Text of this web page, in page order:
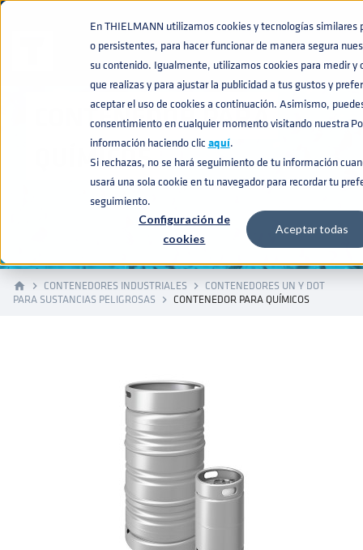
En THIELMANN utilizamos cookies y tecnologías similares
o persistentes, para hacer funcionar de manera segura
su contenido. Igualmente, utilizamos cookies para medir y
que realizas y para ajustar la publicidad a tus gustos y
aceptar el uso de cookies a continuación. Asimismo,
consentimiento en cualquier momento visitando nuestra
información haciendo clic aquí.
Si rechazas, no se hará seguimiento de tu información
usará una sola cookie en tu navegador para recordar tu
seguimiento.
Configuración de
cookies
Aceptar todas
CONTENEDOR PARA
QUÍMICOS
home navigate_next CONTENEDORES INDUSTRIALES navigate_next CONTENEDORES UN Y DOT
PARA SUSTANCIAS PELIGROSAS
navigate_next CONTENEDOR PARA QUÍMICOS